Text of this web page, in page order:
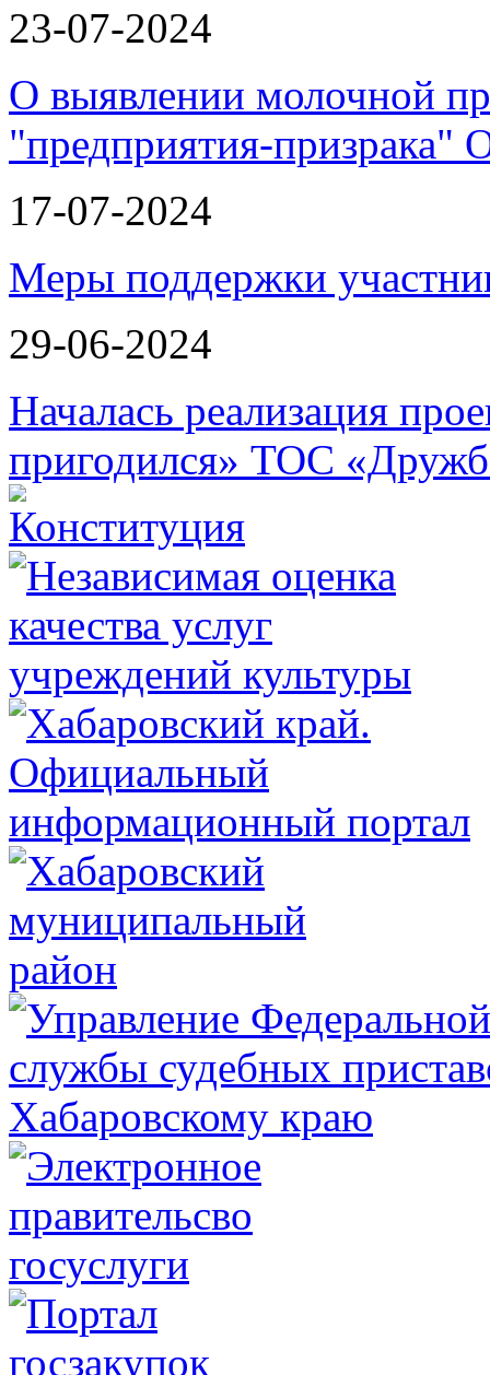
23-07-2024
О выявлении молочной
"предприятия-
17-07-2024
Меры поддержки
29-06-2024
Началась реализация
пригодился» ТОС